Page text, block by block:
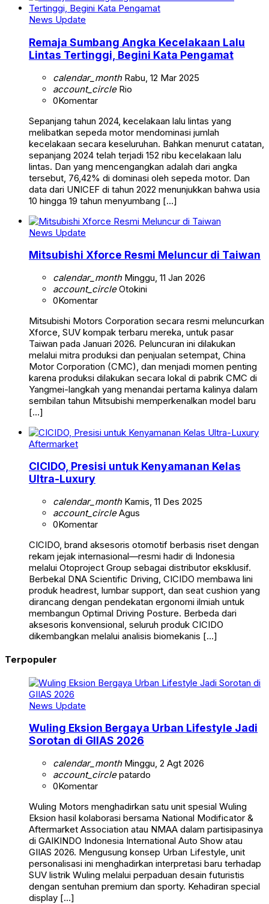
News Update
Remaja Sumbang Angka Kecelakaan Lalu
Lintas Tertinggi, Begini Kata Pengamat
calendar_monthRabu, 12 Mar 2025
account_circleRio
0Komentar
Sepanjang tahun 2024, kecelakaan lalu lintas yang
melibatkan sepeda motor mendominasi jumlah
kecelakaan secara keseluruhan. Bahkan menurut catatan,
sepanjang 2024 telah terjadi 152 ribu kecelakaan lalu
lintas. Dan yang mencengangkan adalah dari angka
tersebut, 76,42% di dominasi oleh sepeda motor. Dan
data dari UNICEF di tahun 2022 menunjukkan bahwa usia
10 hingga 19 tahun menyumbang […]
News Update
Mitsubishi Xforce Resmi Meluncur di Taiwan
calendar_monthMinggu, 11 Jan 2026
account_circleOtokini
0Komentar
Mitsubishi Motors Corporation secara resmi meluncurkan
Xforce, SUV kompak terbaru mereka, untuk pasar
Taiwan pada Januari 2026. Peluncuran ini dilakukan
melalui mitra produksi dan penjualan setempat, China
Motor Corporation (CMC), dan menjadi momen penting
karena produksi dilakukan secara lokal di pabrik CMC di
Yangmei-langkah yang menandai pertama kalinya dalam
sembilan tahun Mitsubishi memperkenalkan model baru
[…]
Aftermarket
CICIDO, Presisi untuk Kenyamanan Kelas
Ultra-Luxury
calendar_monthKamis, 11 Des 2025
account_circleAgus
0Komentar
CICIDO, brand aksesoris otomotif berbasis riset dengan
rekam jejak internasional—resmi hadir di Indonesia
melalui Otoproject Group sebagai distributor eksklusif.
Berbekal DNA Scientific Driving, CICIDO membawa lini
produk headrest, lumbar support, dan seat cushion yang
dirancang dengan pendekatan ergonomi ilmiah untuk
membangun Optimal Driving Posture. Berbeda dari
aksesoris konvensional, seluruh produk CICIDO
dikembangkan melalui analisis biomekanis […]
Terpopuler
News Update
Wuling Eksion Bergaya Urban Lifestyle Jadi
Sorotan di GIIAS 2026
calendar_monthMinggu, 2 Agt 2026
account_circlepatardo
0Komentar
Wuling Motors menghadirkan satu unit spesial Wuling
Eksion hasil kolaborasi bersama National Modificator &
Aftermarket Association atau NMAA dalam partisipasinya
di GAIKINDO Indonesia International Auto Show atau
GIIAS 2026. Mengusung konsep Urban Lifestyle, unit
personalisasi ini menghadirkan interpretasi baru terhadap
SUV listrik Wuling melalui perpaduan desain futuristis
dengan sentuhan premium dan sporty. Kehadiran special
display […]